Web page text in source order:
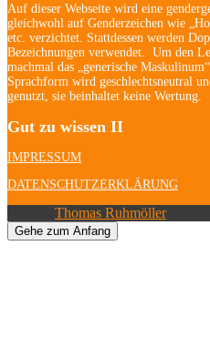
Auf dieser Webseite wird eine
gleichwohl auf Genderzeichen wie
etc. verzichtet. Stattdessen werden
Bezeichnungen verwendet. Um den
machmal das „generische
Sprachform wird geschlechtsneutral
genutzt, sie beinhaltet keine Wertung.
Gut zu wissen II
IMPRESSUM
DATENSCHUTZERKLÄRUNG
Thomas Ruhmöller| Alle
Gehe zum Anfang